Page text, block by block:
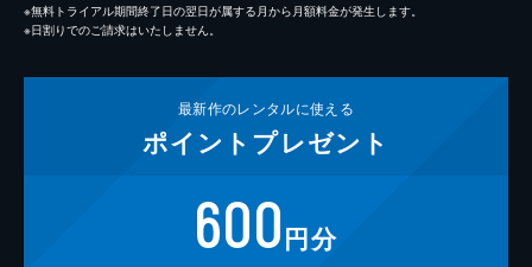
※無料トライアル期間終了日の翌日が属する月から月額料金が発生します。
※日割りでのご請求はいたしません。
最新作のレンタルに使える
ポイント プレゼント
600円分